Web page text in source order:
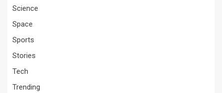
Science
Space
Sports
Stories
Tech
Trending